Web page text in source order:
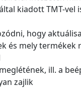
kiadott TMT-vel
hogy
és mely termékek
ill. a
zajlik